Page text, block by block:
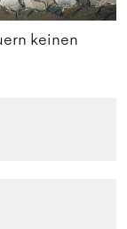
keinen